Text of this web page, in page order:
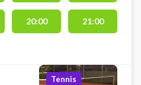
20:00 21:00
Tennis